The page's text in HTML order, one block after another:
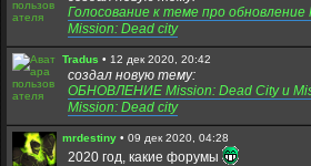
Голосование к теме про обновление
Mission: Dead city
Tradus • 12 дек 2020, 20:42
создал новую тему:
ОБНОВЛЕНИЕ Mission: Dead City и
Mission: Dead city
mrdestiny • 09 дек 2020, 04:28
2020 год, какие форумы